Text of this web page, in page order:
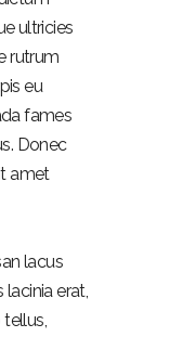
ultricies
rutrum
eu
fames
Donec
amet
lacus
erat,